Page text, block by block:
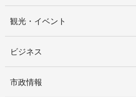
観光・イベント
ビジネス
市政情報